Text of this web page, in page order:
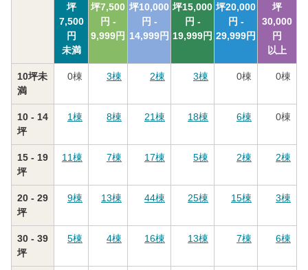
坪
7,500
円
未満
坪7,500
円 -
9,999円
坪10,000
円 -
14,999円
坪15,000
円 -
19,999円
坪20,000
円 -
29,999円
坪
30,000
円
以上
10坪未
満
0棟 3棟 2棟 3棟 0棟 0棟
10 - 14
坪
1棟 8棟 21棟 18棟 6棟 0棟
15 - 19
坪
11棟 7棟 17棟 5棟 2棟 2棟
20 - 29
坪
9棟 13棟 44棟 25棟 15棟 3棟
30 - 39
坪
5棟 4棟 16棟 13棟 7棟 6棟